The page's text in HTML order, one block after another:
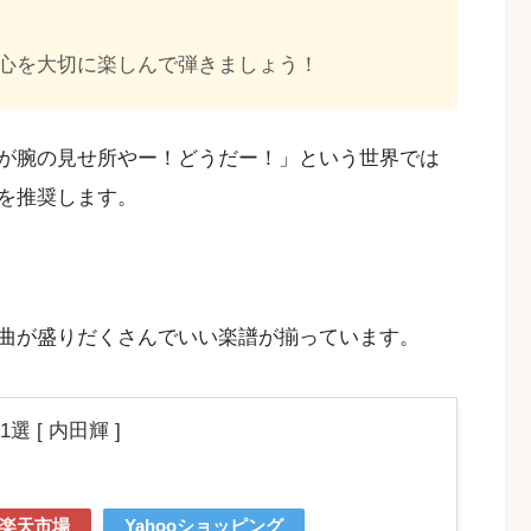
を大切に楽しんで弾きましょう！
腕の見せ所やー！どうだー！」という世界では
推奨します。
盛りだくさんでいい楽譜が揃っています。
選 [ 内田輝 ]
楽天市場 Yahooショッピング